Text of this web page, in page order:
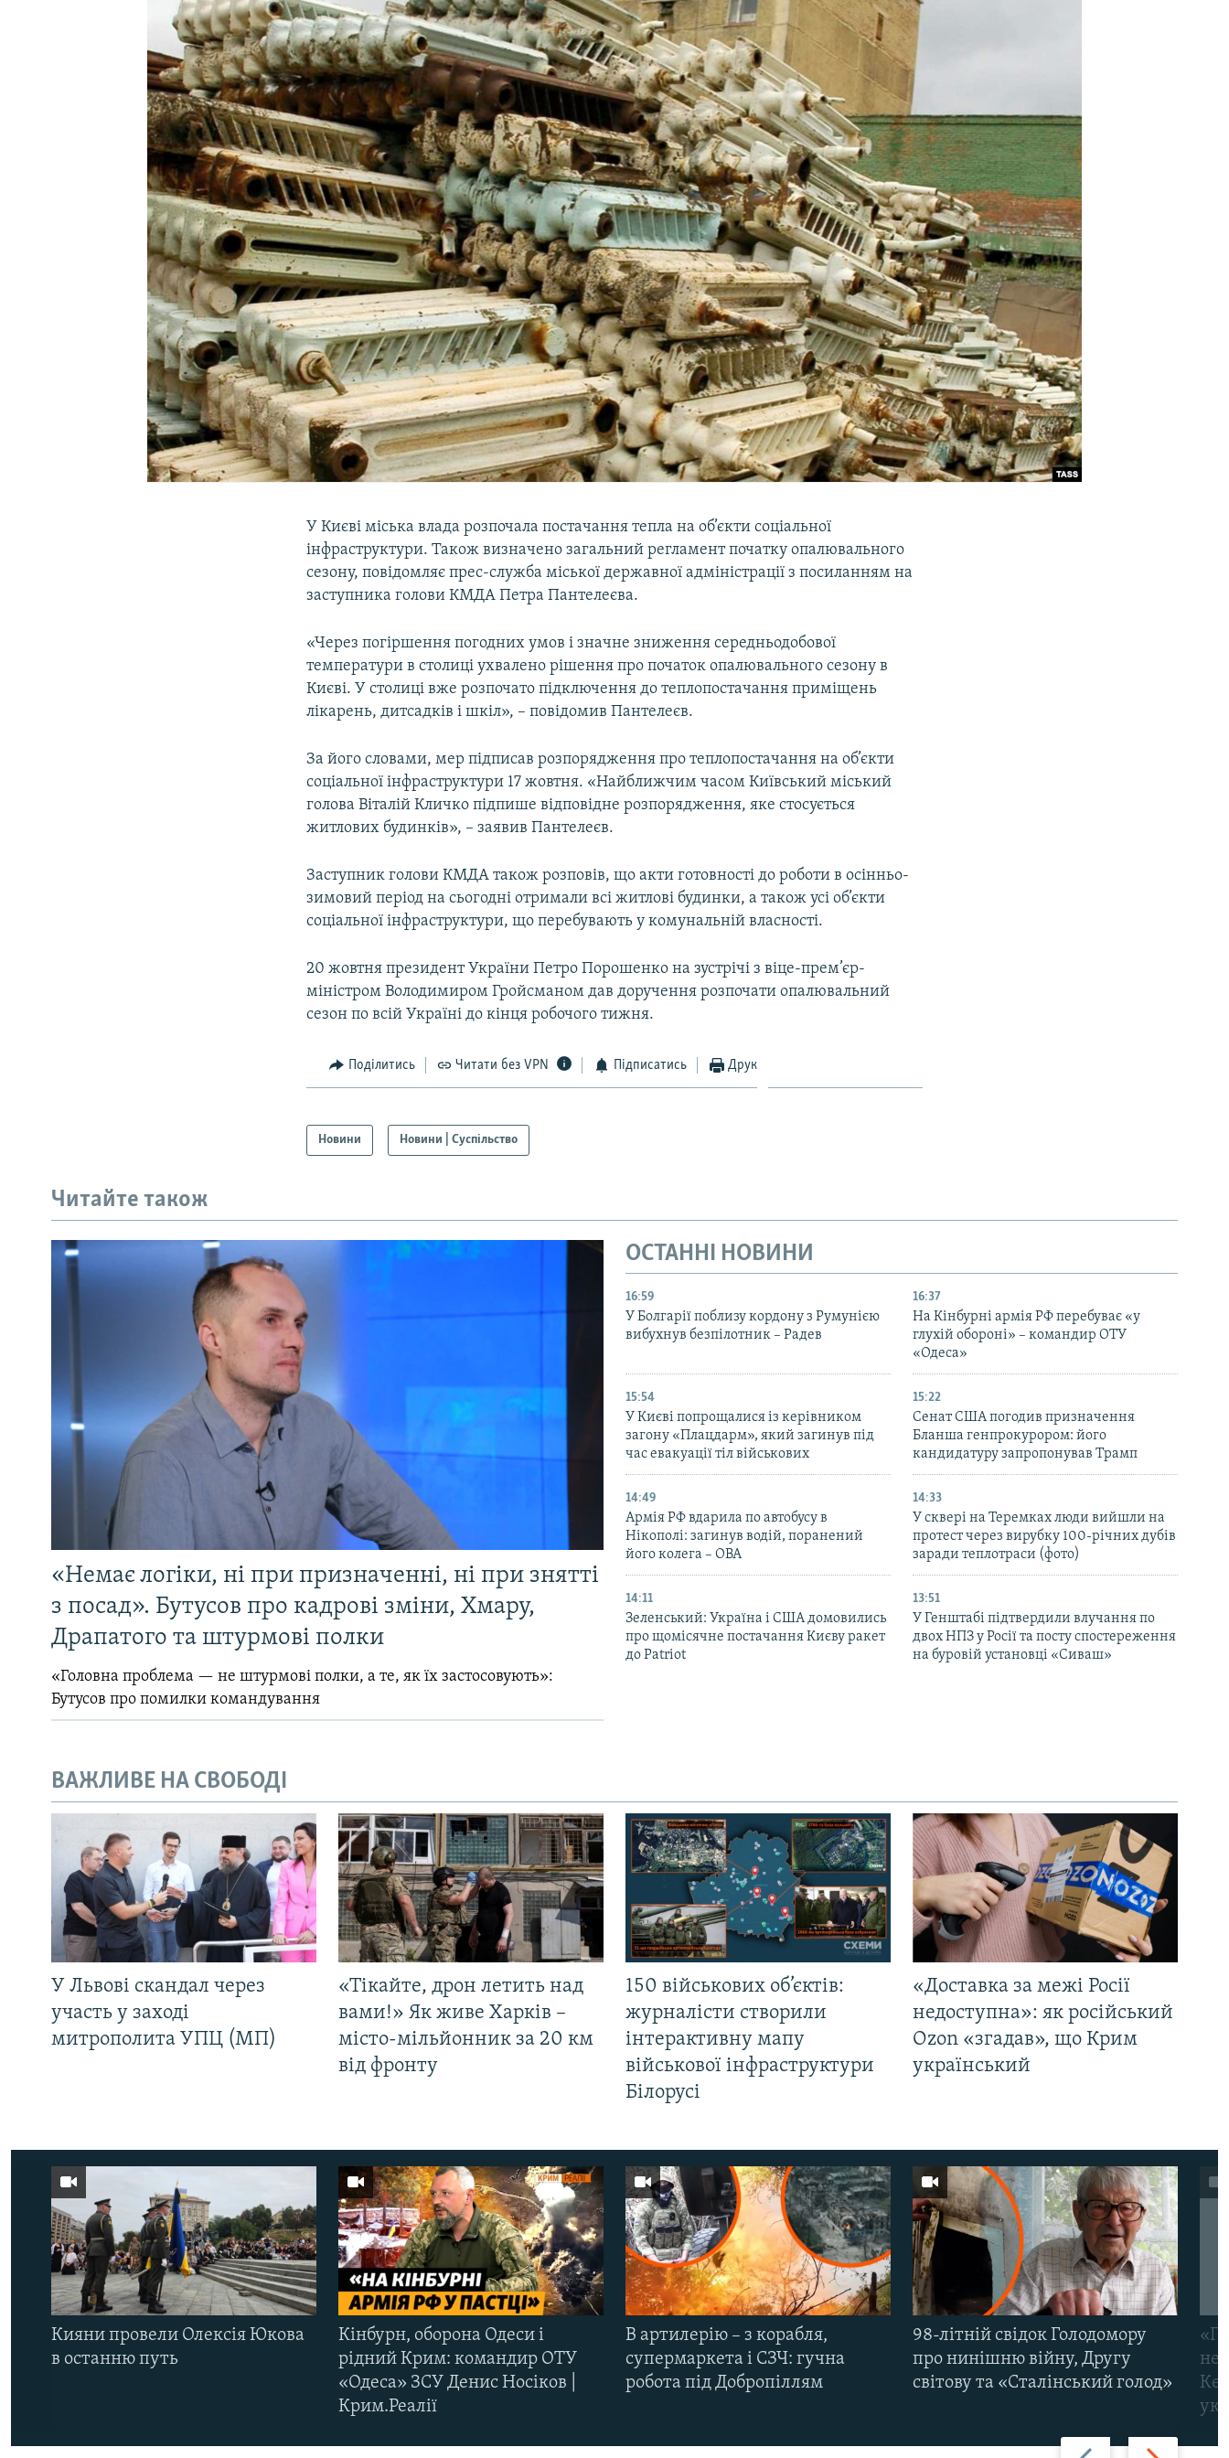
У Києві міська влада розпочала постачання тепла на об’єкти соціальної
інфраструктури. Також визначено загальний регламент початку опалювального
сезону, повідомляє прес-служба міської державної адміністрації з посиланням на
заступника голови КМДА Петра Пантелеєва.
«Через погіршення погодних умов і значне зниження середньодобової
температури в столиці ухвалено рішення про початок опалювального сезону в
Києві. У столиці вже розпочато підключення до теплопостачання приміщень
лікарень, дитсадків і шкіл», – повідомив Пантелеєв.
За його словами, мер підписав розпорядження про теплопостачання на об’єкти
соціальної інфраструктури 17 жовтня. «Найближчим часом Київський міський
голова Віталій Кличко підпише відповідне розпорядження, яке стосується
житлових будинків», – заявив Пантелеєв.
Заступник голови КМДА також розповів, що акти готовності до роботи в осінньо-
зимовий період на сьогодні отримали всі житлові будинки, а також усі об’єкти
соціальної інфраструктури, що перебувають у комунальній власності.
20 жовтня президент України Петро Порошенко на зустрічі з віце-прем’єр-
міністром Володимиром Гройсманом дав доручення розпочати опалювальний
сезон по всій Україні до кінця робочого тижня.
Поділитись Читати без VPN Підписатись Друк
Новини Новини | Суспільство
Читайте також
«Немає логіки, ні при призначенні, ні при знятті
з посад». Бутусов про кадрові зміни, Хмару,
Драпатого та штурмові полки
«Головна проблема — не штурмові полки, а те, як їх застосовують»:
Бутусов про помилки командування
ОСТАННІ НОВИНИ
16:59
У Болгарії поблизу кордону з Румунією
вибухнув безпілотник – Радев
16:37
На Кінбурні армія РФ перебуває «у
глухій обороні» – командир ОТУ
«Одеса»
15:54
У Києві попрощалися із керівником
загону «Плацдарм», який загинув під
час евакуації тіл військових
15:22
Сенат США погодив призначення
Бланша генпрокурором: його
кандидатуру запропонував Трамп
14:49
Армія РФ вдарила по автобусу в
Нікополі: загинув водій, поранений
його колега – ОВА
14:33
У сквері на Теремках люди вийшли на
протест через вирубку 100-річних дубів
заради теплотраси (фото)
14:11
Зеленський: Україна і США домовились
про щомісячне постачання Києву ракет
до Patriot
13:51
У Генштабі підтвердили влучання по
двох НПЗ у Росії та посту спостереження
на буровій установці «Сиваш»
ВАЖЛИВЕ НА СВОБОДІ
У Львові скандал через
участь у заході
митрополита УПЦ (МП)
«Тікайте, дрон летить над
вами!» Як живе Харків –
місто-мільйонник за 20 км
від фронту
150 військових об’єктів:
журналісти створили
інтерактивну мапу
військової інфраструктури
Білорусі
«Доставка за межі Росії
недоступна»: як російський
Ozon «згадав», що Крим
український
Назад Вперед
Кияни провели Олексія Юкова
в останню путь
Кінбурн, оборона Одеси і
рідний Крим: командир ОТУ
«Одеса» ЗСУ Денис Носіков |
Крим.Реалії
В артилерію – з корабля,
супермаркета і СЗЧ: гучна
робота під Добропіллям
98-літній свідок Голодомору
про нинішню війну, Другу
світову та «Сталінський голод»